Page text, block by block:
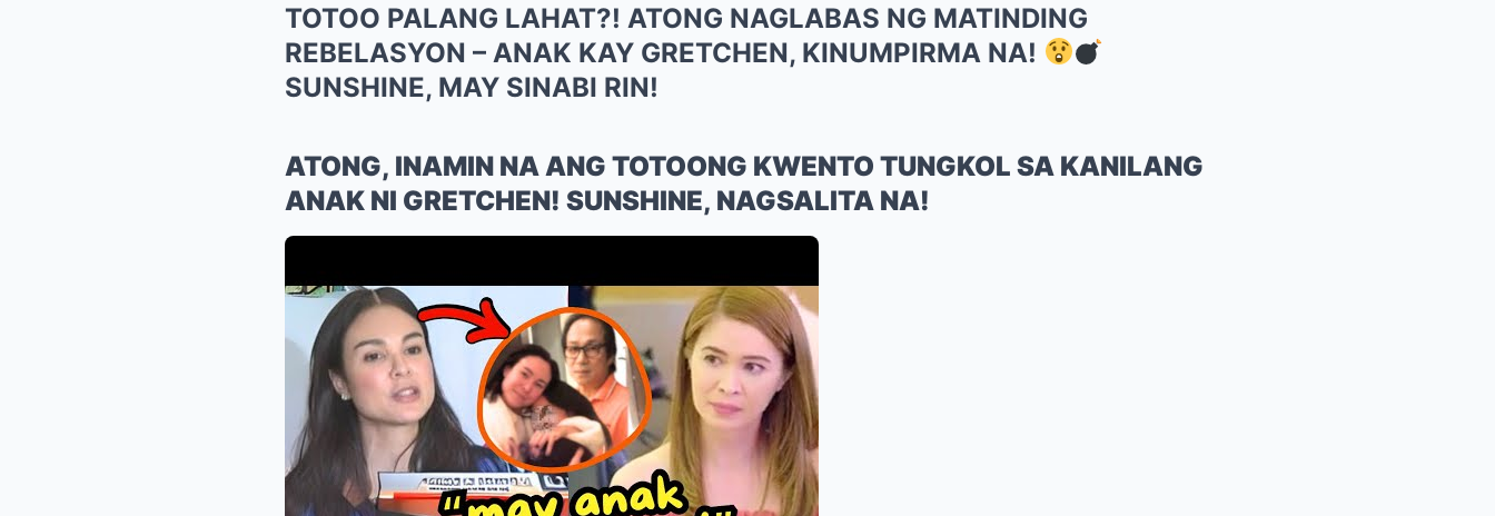
TOTOO PALANG LAHAT?! ATONG NAGLABAS NG MATINDING
REBELASYON – ANAK KAY GRETCHEN, KINUMPIRMA NA!
SUNSHINE, MAY SINABI RIN!
ATONG, INAMIN NA ANG TOTOONG KWENTO TUNGKOL SA KANILANG
ANAK NI GRETCHEN! SUNSHINE, NAGSALITA NA!